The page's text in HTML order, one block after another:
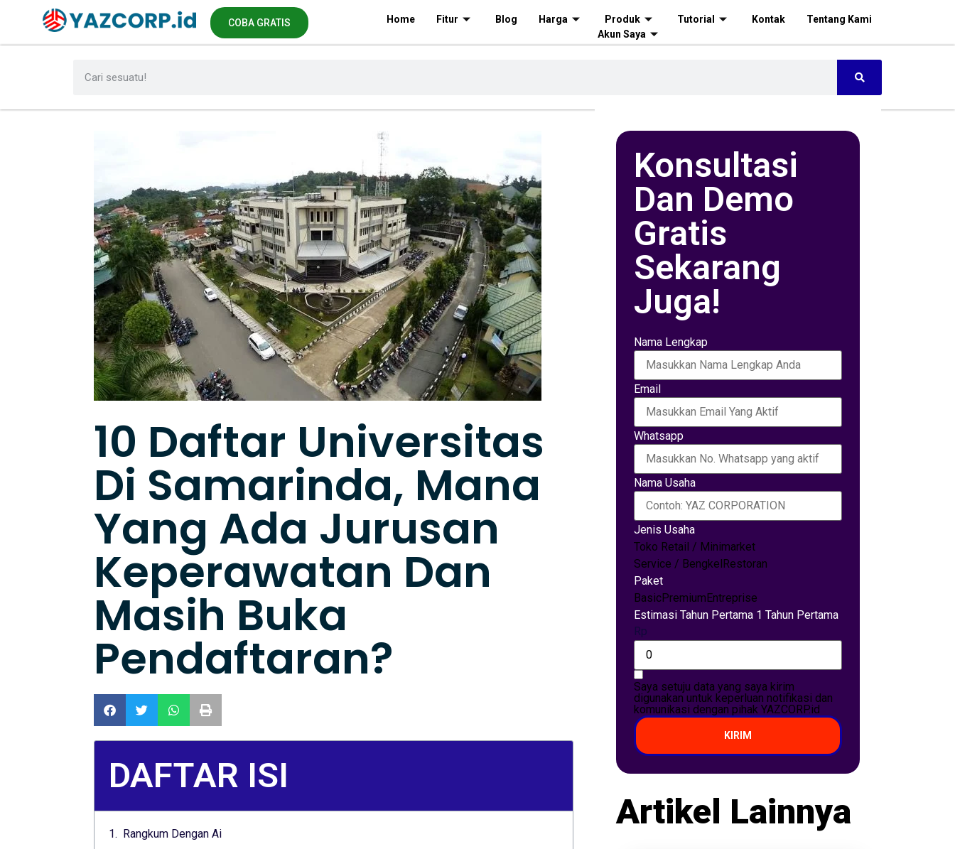
COBA GRATIS Home Fitur Blog Harga Produk Tutorial Kontak
Tentang Kami
Akun Saya
10 Daftar Universitas
Di Samarinda, Mana
Yang Ada Jurusan
Keperawatan Dan
Masih Buka
Pendaftaran?
DAFTAR ISI
Rangkum Dengan Ai
Konsultasi
Dan Demo
Gratis
Sekarang
Juga!
Nama Lengkap
Email
Whatsapp
Nama Usaha
Jenis Usaha
Toko Retail / Minimarket
Service / BengkelRestoran
Paket
BasicPremiumEntreprise
Estimasi Tahun Pertama 1 Tahun Pertama
Rp
Saya setuju data yang saya kirim
digunakan untuk keperluan notifikasi dan
komunikasi dengan pihak YAZCORP.id
KIRIM
Artikel Lainnya